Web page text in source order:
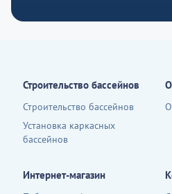
Строительство бассейнов
Строительство бассейнов
Установка каркасных
бассейнов
Интернет-магазин